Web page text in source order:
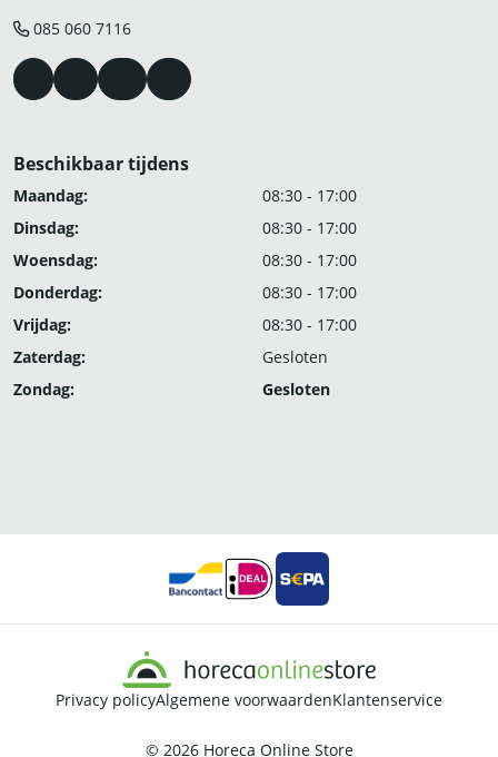
085 060 7116
Beschikbaar tijdens
Maandag:
08:30 - 17:00
Dinsdag:
08:30 - 17:00
Woensdag:
08:30 - 17:00
Donderdag:
08:30 - 17:00
Vrijdag:
08:30 - 17:00
Zaterdag:
Gesloten
Zondag:
Gesloten
Privacy policyAlgemene voorwaardenKlantenservice
© 2026 Horeca Online Store